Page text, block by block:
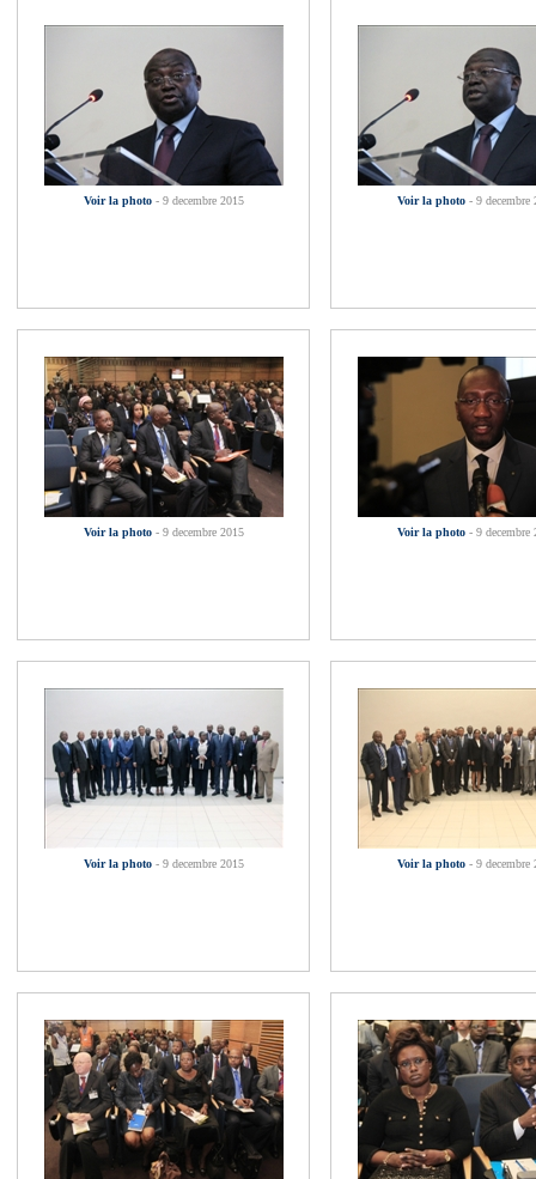
Voir la photo - 9 decembre 2015 Voir la photo - 9 decembre
Voir la photo - 9 decembre 2015 Voir la photo - 9 decembre
Voir la photo - 9 decembre 2015 Voir la photo - 9 decembre